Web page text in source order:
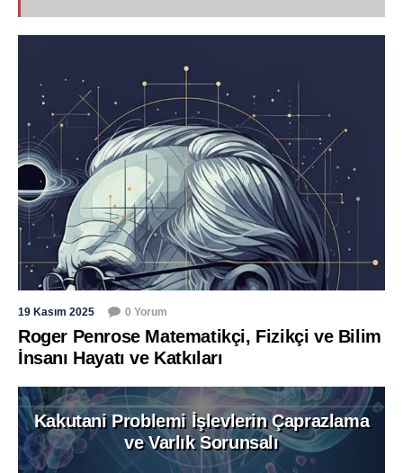
19 Kasım 2025 0 Yorum
Roger Penrose Matematikçi, Fizikçi ve Bilim
İnsanı Hayatı ve Katkıları
Kakutani Problemi İşlevlerin Çaprazlama
ve Varlık Sorunsalı